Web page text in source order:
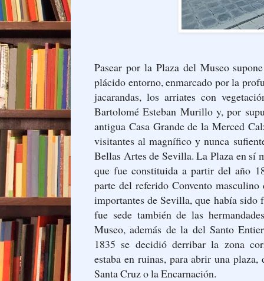
Pasear por la Plaza del Museo
plácido entorno, enmarcado por la
jacarandas, los arriates con
Bartolomé Esteban Murillo y, por
antigua Casa Grande de la Merced
visitantes al magnífico y nunca
Bellas Artes de Sevilla. La Plaza en sí
que fue constituida a partir del año
parte del referido Convento
importantes de Sevilla, que había
fue sede también de las
Museo, además de la del Santo
1835 se decidió derribar la zona
estaba en ruinas, para abrir una
Santa Cruz o la Encarnación.